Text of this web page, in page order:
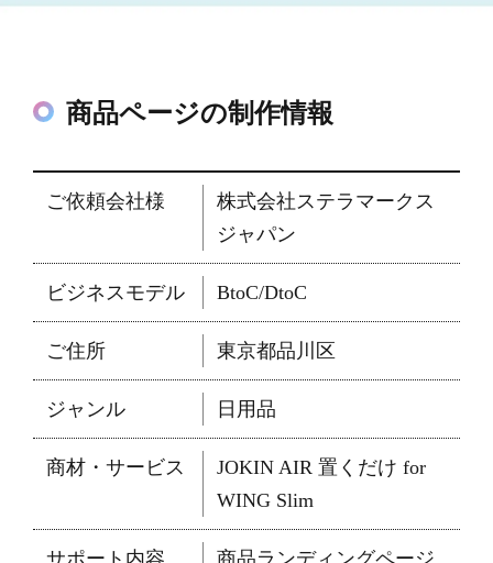
商品ページの制作情報
ご依頼会社様
株式会社ステラマークス
ジャパン
ビジネスモデル BtoC/DtoC
ご住所 東京都品川区
ジャンル 日用品
商材・サービス
JOKIN AIR 置くだけ for
WING Slim